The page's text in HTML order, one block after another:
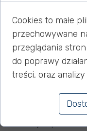
12 czerwca
19.06 zapraszamy
– plener
To będzie świetna
na świeżym
Cookies to małe
przechowywane
przeglądania
do poprawy
treści, oraz